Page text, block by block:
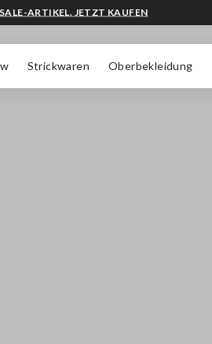
Strickwaren Oberbekleidung
ARTIKEL. JETZT KAUFEN